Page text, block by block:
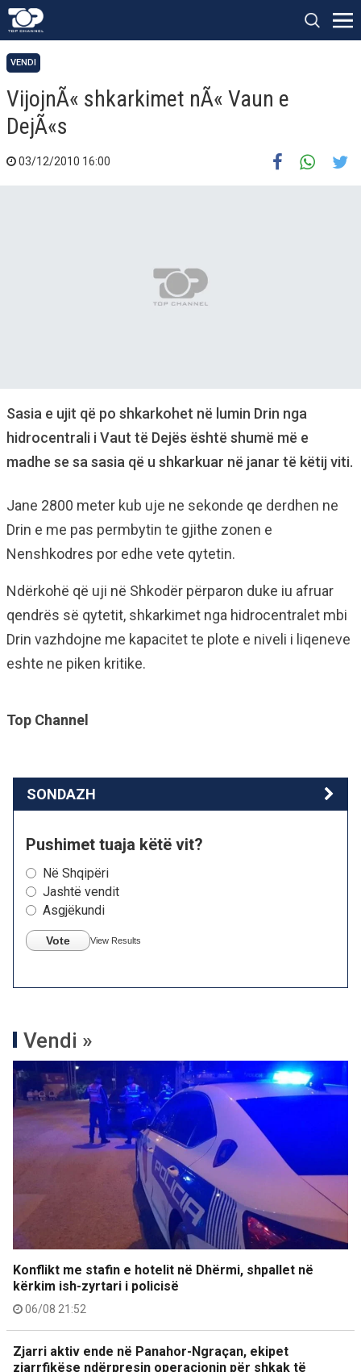
VENDI
VijojnÃ« shkarkimet nÃ« Vaun e
DejÃ«s
03/12/2010 16:00
Sasia e ujit që po shkarkohet në lumin Drin nga
hidrocentrali i Vaut të Dejës është shumë më e
madhe se sa sasia që u shkarkuar në janar të këtij viti.
Jane 2800 meter kub uje ne sekonde qe derdhen ne
Drin e me pas permbytin te gjithe zonen e
Nenshkodres por edhe vete qytetin.
Ndërkohë që uji në Shkodër përparon duke iu afruar
qendrës së qytetit, shkarkimet nga hidrocentralet mbi
Drin vazhdojne me kapacitet te plote e niveli i liqeneve
eshte ne piken kritike.
Top Channel
SONDAZH
Pushimet tuaja këtë vit?
Në Shqipëri
Jashtë vendit
Asgjëkundi
Vote View Results
Vendi »
Konflikt me stafin e hotelit në Dhërmi, shpallet në
kërkim ish-zyrtari i policisë
06/08 21:52
Zjarri aktiv ende në Panahor-Ngraçan, ekipet
zjarrfikëse ndërpresin operacionin për shkak të